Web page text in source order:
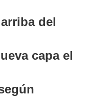
del
capa el